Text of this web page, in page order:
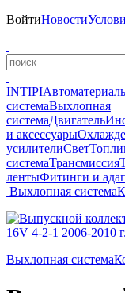
ВойтиНовости
INTIPI
системаВыхлопная
системаДвигатель
и аксессуары
усилителиСвет
системаТрансмиссия
лентыФитинги и
Выхлопная система
Выхлопная система